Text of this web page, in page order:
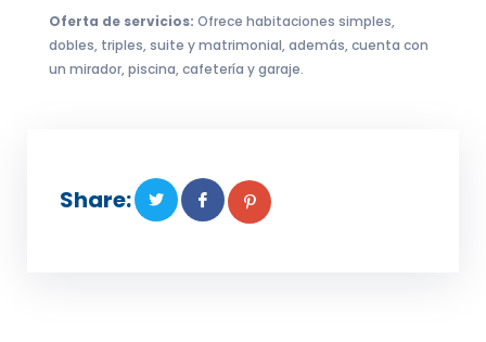
Oferta de servicios: Ofrece habitaciones simples,
dobles, triples, suite y matrimonial, además, cuenta con
un mirador, piscina, cafetería y garaje.
Share: